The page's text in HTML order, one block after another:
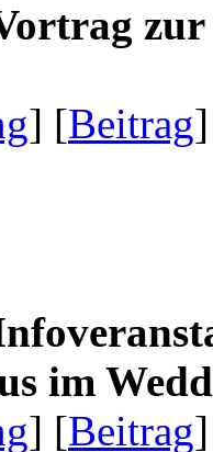
zur
] [Beitrag
im
] [Beitrag